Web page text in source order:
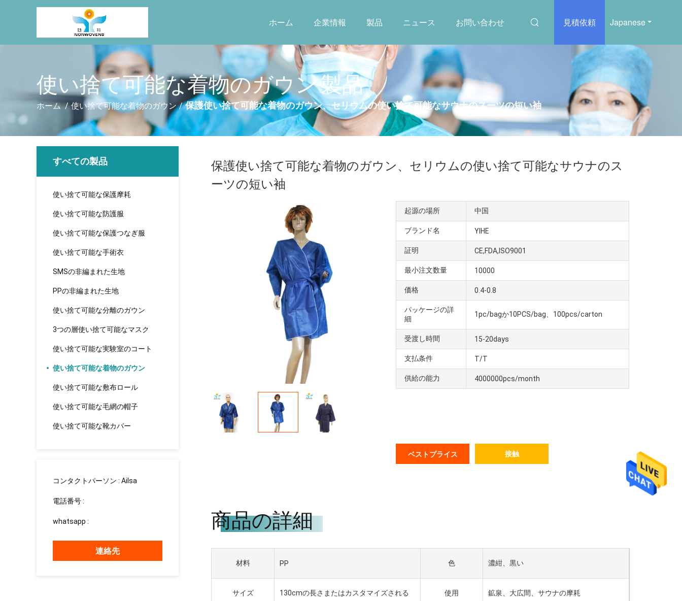
Japanese
見積依頼
ホーム 企業情報 製品 ニュース お問い合わせ
使い捨て可能な着物のガウン 製品
ホーム / 使い捨て可能な着物のガウン / 保護使い捨て可能な着物のガウン、セリウムの使い捨て可能なサウナのスーツの短い袖
すべての製品
使い捨て可能な保護摩耗
使い捨て可能な防護服
使い捨て可能な保護つなぎ服
使い捨て可能な手術衣
SMSの非編まれた生地
PPの非編まれた生地
使い捨て可能な分離のガウン
3つの層使い捨て可能なマスク
使い捨て可能な実験室のコート
使い捨て可能な着物のガウン
使い捨て可能な敷布ロール
使い捨て可能な毛網の帽子
使い捨て可能な靴カバー
コンタクトパーソン : Ailsa
電話番号 :
whatsapp :
連絡先
保護使い捨て可能な着物のガウン、セリウムの使い捨て可能なサウナのス
ーツの短い袖
起源の場所 中国
ブランド名 YIHE
証明 CE,FDA,ISO9001
最小注文数量 10000
価格 0.4-0.8
パッケージの詳
細
1pc/bagか10PCS/bag、100pcs/carton
受渡し時間 15-20days
支払条件 T/T
供給の能力 4000000pcs/month
ベストプライス 接触
商品の詳細
材料 PP 色 濃紺、黒い
サイズ 130cmの長さまたはカスタマイズされる 使用 鉱泉、大広間、サウナの摩耗